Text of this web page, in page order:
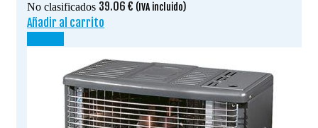
No clasificados 39.06 € (IVA incluido)
Añadir al carrito